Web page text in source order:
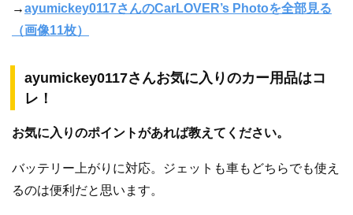
→ayumickey0117さんのCarLOVER’s Photoを全部見る
（画像11枚）
ayumickey0117さんお気に入りのカー用品はコ
レ！
お気に入りのポイントがあれば教えてください。
バッテリー上がりに対応。ジェットも車もどちらでも使え
るのは便利だと思います。